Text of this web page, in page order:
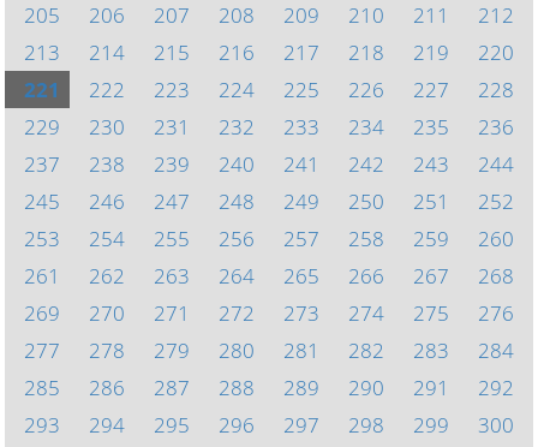
205
206 207 208 209 210 211
212
213
214 215 216 217 218 219
220
221
222 223 224 225 226 227
228
229
230 231 232 233 234 235
236
237
238 239 240 241 242 243
244
245
246 247 248 249 250 251
252
253
254 255 256 257 258 259
260
261
262 263 264 265 266 267
268
269
270 271 272 273 274 275
276
277
278 279 280 281 282 283
284
285
286 287 288 289 290 291
292
293
294 295 296 297 298 299
300